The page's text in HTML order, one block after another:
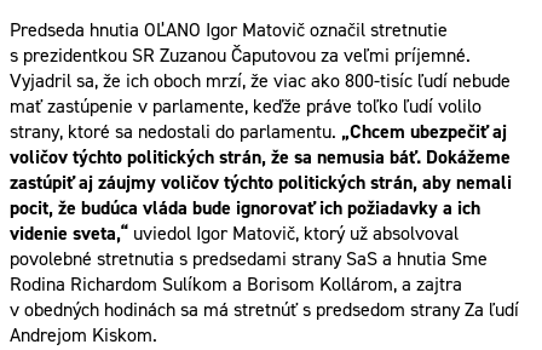
Predseda hnutia OĽANO Igor Matovič označil stretnutie
s prezidentkou SR Zuzanou Čaputovou za veľmi príjemné.
Vyjadril sa, že ich oboch mrzí, že viac ako 800-tisíc ľudí nebude
mať zastúpenie v parlamente, keďže práve toľko ľudí volilo
strany, ktoré sa nedostali do parlamentu. „Chcem ubezpečiť aj
voličov týchto politických strán, že sa nemusia báť. Dokážeme
zastúpiť aj záujmy voličov týchto politických strán, aby nemali
pocit, že budúca vláda bude ignorovať ich požiadavky a ich
videnie sveta,“ uviedol Igor Matovič, ktorý už absolvoval
povolebné stretnutia s predsedami strany SaS a hnutia Sme
Rodina Richardom Sulíkom a Borisom Kollárom, a zajtra
v obedných hodinách sa má stretnúť s predsedom strany Za ľudí
Andrejom Kiskom.